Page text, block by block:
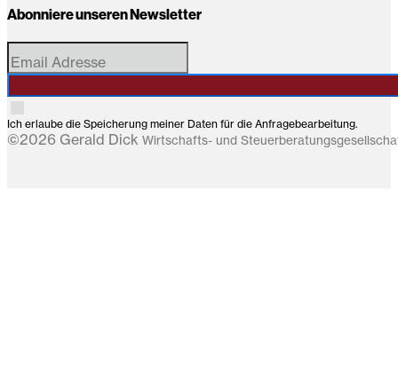
Abonniere unseren Newsletter
Ich erlaube die Speicherung meiner Daten für die Anfragebearbeitung.
©2026 Gerald Dick Wirtschafts- und